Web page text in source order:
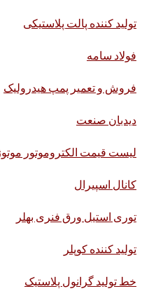
تولید کننده پالت پلاستیکی
فولاد سامه
فروش و تعمیر پمپ هیدرولیک
دیدبان صنعت
لیست قیمت الکتروموتور
کانال اسپیرال
توری استیل ورق فنری بهلر
تولید کننده کوپلر
خط تولید گرانول پلاستیک